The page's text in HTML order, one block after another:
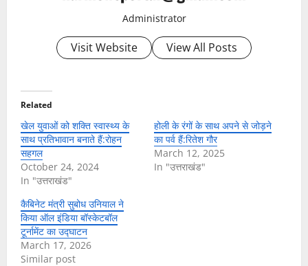
Administrator
Visit Website View All Posts
Related
खेल युवाओं को शक्ति स्वास्थ्य के
साथ प्रतिभावान बनाते हैं:रोहन
सहगल
October 24, 2024
In "उत्तराखंड"
होली के रंगों के साथ अपने से जोड़ने
का पर्व हैं:रितेश गौर
March 12, 2025
In "उत्तराखंड"
कैबिनेट मंत्री सुबोध उनियाल ने
किया ऑल इंडिया बॉस्केटबॉल
टूर्नामेंट का उद्घाटन
March 17, 2026
Similar post